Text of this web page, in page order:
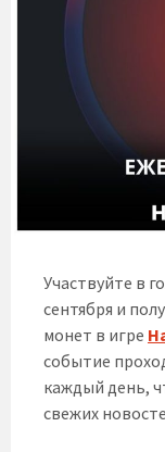
Участвуйте в
сентября и
монет в игре
событие
каждый день,
свежих